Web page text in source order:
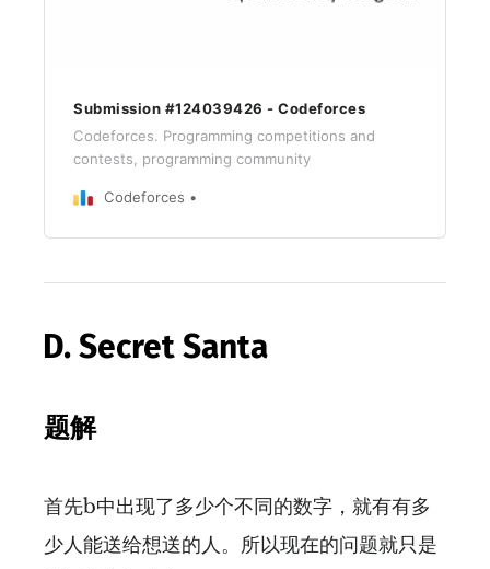
Submission #124039426 - Codeforces
Codeforces. Programming competitions and
contests, programming community
Codeforces
D. Secret Santa
题解
首先b中出现了多少个不同的数字，就有有多
少人能送给想送的人。所以现在的问题就只是